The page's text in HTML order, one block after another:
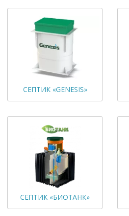
СЕПТИК «GENESIS»
СЕПТИК «БИОТАНК»